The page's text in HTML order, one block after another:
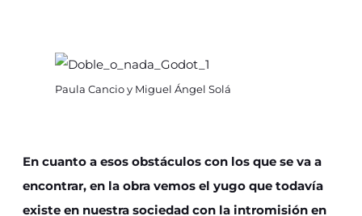
Paula Cancio y Miguel Ángel Solá
En cuanto a esos obstáculos con los que se va a
encontrar, en la obra vemos el yugo que todavía
existe en nuestra sociedad con la intromisión en